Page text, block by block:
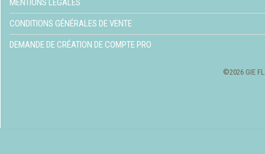
CONDITIONS GÉNÉRALES DE VENTE
DEMANDE DE CRÉATION DE COMPTE PRO
©2026 GIE